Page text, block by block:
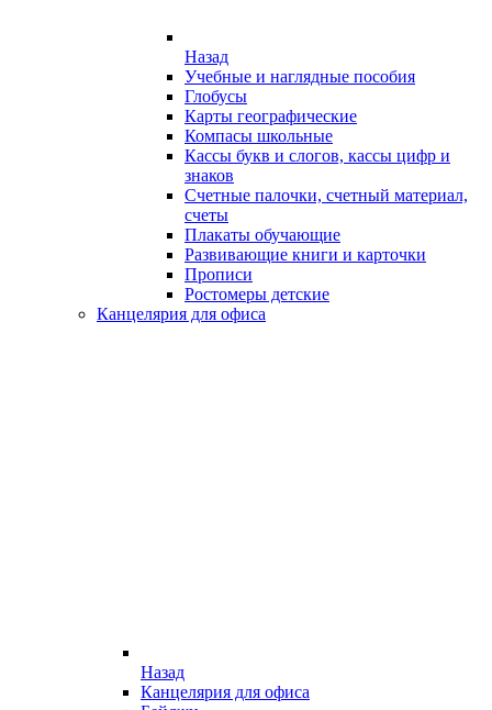
Назад
Учебные и наглядные пособия
Глобусы
Карты географические
Компасы школьные
Кассы букв и слогов, кассы цифр и
знаков
Счетные палочки, счетный материал,
счеты
Плакаты обучающие
Развивающие книги и карточки
Прописи
Ростомеры детские
Канцелярия для офиса
Назад
Канцелярия для офиса